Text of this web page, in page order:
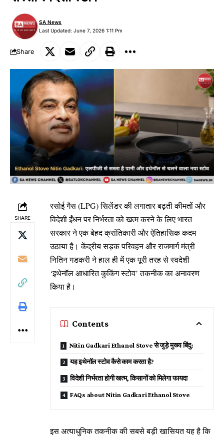
Last Updated: June 7, 2026 1:11 Pm
SA News
Share
SHARE
रसोई गैस (LPG) सिलेंडर की लगातार बढ़ती कीमतों और
विदेशी ईंधन पर निर्भरता को खत्म करने के लिए भारत
सरकार ने एक बेहद क्रांतिकारी और ऐतिहासिक कदम
उठाया है। केंद्रीय सड़क परिवहन और राजमार्ग मंत्री
नितिन गडकरी ने हाल ही में एक पूरी तरह से स्वदेशी
‘इथेनॉल आधारित कुकिंग स्टोव’ तकनीक का अनावरण
किया है।
Contents
Nitin Gadkari Ethanol Stove से जुड़े मुख्य बिंदु:
यह इथेनॉल स्टोव कैसे काम करता है?
विदेशी निर्भरता होगी खत्म, किसानों को मिलेगा फायदा
FAQs about Nitin Gadkari Ethanol Stove
इस अत्याधुनिक तकनीक की सबसे बड़ी खासियत यह है कि